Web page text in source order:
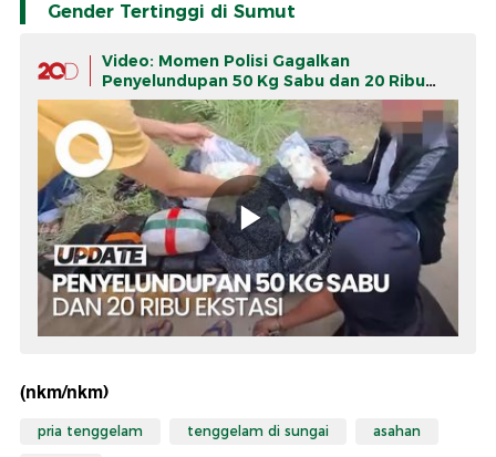
Gender Tertinggi di Sumut
Video: Momen Polisi Gagalkan
Penyelundupan 50 Kg Sabu dan 20 Ribu
Ekstasi
(nkm/nkm)
pria tenggelam tenggelam di sungai asahan